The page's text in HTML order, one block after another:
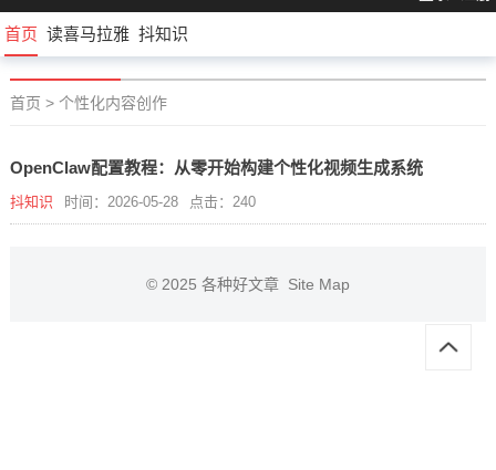
首页 读喜马拉雅 抖知识
首页 > 个性化内容创作
OpenClaw配置教程：从零开始构建个性化视频生成系统
抖知识 时间：2026-05-28 点击：240
© 2025 各种好文章 Site Map